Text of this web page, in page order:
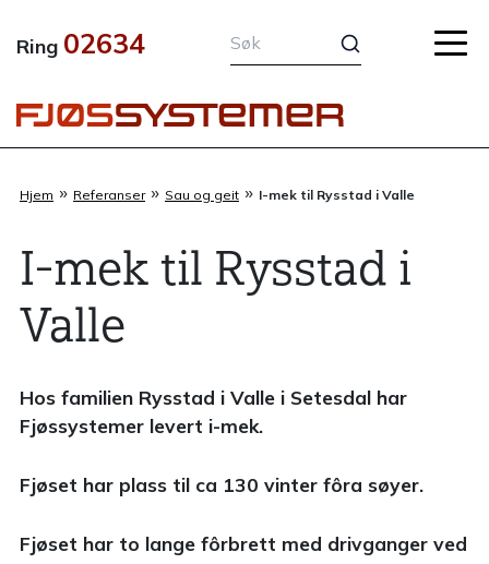
rett
innholdet
Ring 02634
Hjem » Referanser» Sau og geit » I-mek til Rysstad i Valle
I-mek til Rysstad i
Valle
Hos familien Rysstad i Valle i Setesdal har
Fjøssystemer levert i-mek.
Fjøset har plass til ca 130 vinter fôra søyer.
Fjøset har to lange fôrbrett med drivganger ved